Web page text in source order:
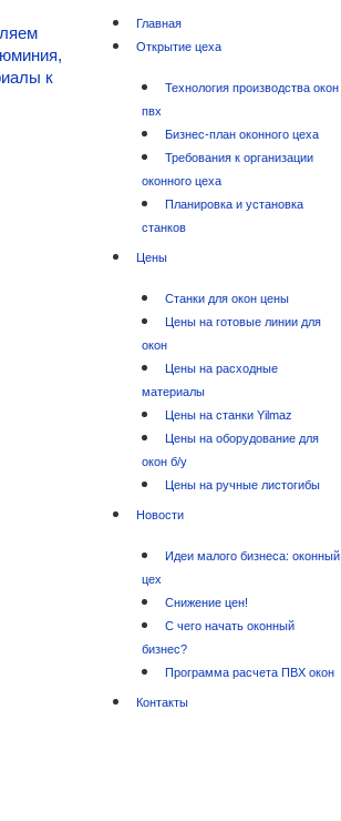
Главная
Открытие цеха
Технология производства окон
пвх
Бизнес-план оконного цеха
Требования к организации
оконного цеха
Планировка и установка
станков
Цены
Станки для окон цены
Цены на готовые линии для
окон
Цены на расходные
материалы
Цены на станки Yilmaz
Цены на оборудование для
окон б/у
Цены на ручные листогибы
Новости
Идеи малого бизнеса: оконный
цех
Снижение цен!
С чего начать оконный
бизнес?
Программа расчета ПВХ окон
Контакты